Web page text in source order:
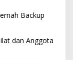
Backup
dan Anggota